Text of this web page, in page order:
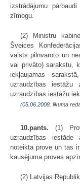
izstrādājumu
zīmogu.
(2) Ministru
Šveices
valsts pilnvaroto un
vai privāto) sarakstu,
iekļaujamas
uzraudzības
uzraudzības iestāžu
(05.06.2008 . likuma
10.pants. (1)
uzraudzības iestāde
noteikta prove un tas
kausējuma proves
(2) Latvijas